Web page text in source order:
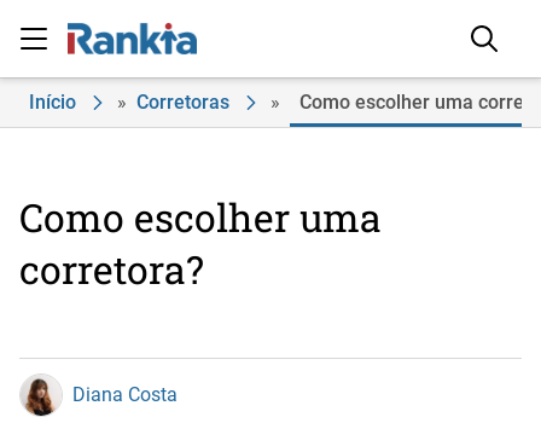
Início » Corretoras » Como escolher uma
Como escolher uma
corretora?
Diana Costa